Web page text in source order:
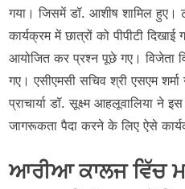
गया। जिसमें डॉ. आशीष शामिल हुए।
कार्यक्रम में छात्रों को पीपीटी दिखाई
आयोजित कर प्रश्न पूछे गए। विजेता
गए। एसीएमसी सचिव श्री एसएम
प्राचार्या डॉ. सूक्ष्म आहलूवालिया ने
जागरूकता पैदा करने के लिए ऐसे
ਆਰੀਆ ਕਾਲਜ ਵਿੱਚ